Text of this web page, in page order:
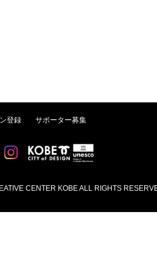
登録 サポーター募集
CENTER KOBE ALL RIGHTS